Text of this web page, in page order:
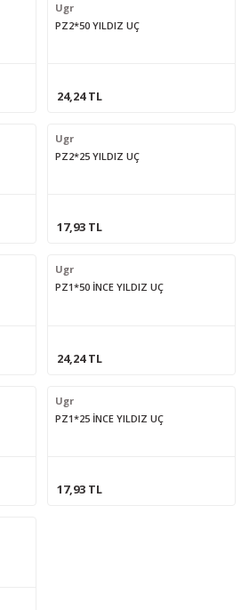
Ugr
PZ2*50 YILDIZ UÇ
24,24 TL
Ugr
PZ2*25 YILDIZ UÇ
17,93 TL
Ugr
PZ1*50 İNCE YILDIZ UÇ
24,24 TL
Ugr
PZ1*25 İNCE YILDIZ UÇ
17,93 TL